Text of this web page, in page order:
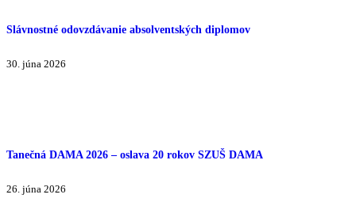
Slávnostné odovzdávanie absolventských diplomov
30. júna 2026
Tanečná DAMA 2026 – oslava 20 rokov SZUŠ DAMA
26. júna 2026